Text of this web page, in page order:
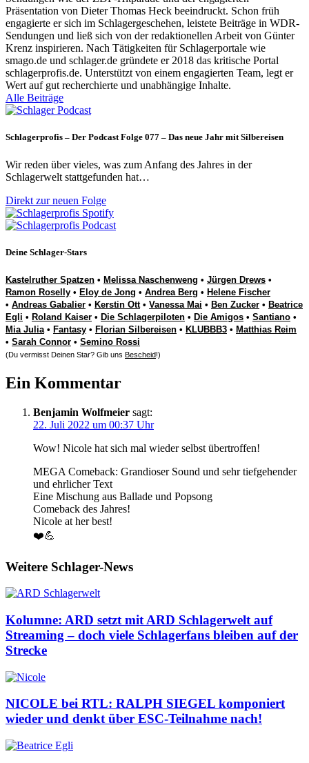
Präsentation von Dieter Thomas Heck beeindruckt. Schon früh
engagierte er sich im Schlagergeschehen, leistete Beiträge in WDR-
Sendungen und ließ sich von der redaktionellen Arbeit von Günter
Krenz inspirieren. Nach Tätigkeiten für Schlagerportale wie
smago.de und schlager.de gründete er 2018 das kritische Portal
schlagerprofis.de. Unterstützt von einem engagierten Team, legt er
Wert auf gut recherchierte und unabhängige Inhalte.
Alle Beiträge
Schlagerprofis – Der Podcast Folge 077 – Das neue Jahr mit Silbereisen
Wir reden über vieles, was zum Anfang des Jahres in der
Schlagerwelt stattgefunden hat…
Direkt zur neuen Folge
Deine Schlager-Stars
Kastelruther Spatzen • Melissa Naschenweng • Jürgen Drews •
Ramon Roselly • Eloy de Jong • Andrea Berg • Helene Fischer
• Andreas Gabalier • Kerstin Ott• Vanessa Mai • Ben Zucker • Beatrice
Egli • Roland Kaiser • Die Schlagerpiloten • Die Amigos • Santiano •
Mia Julia• Fantasy • Florian Silbereisen • KLUBBB3 • Matthias Reim
• Sarah Connor • Semino Rossi
(Du vermisst Deinen Star? Gib uns Bescheid!)
Ein Kommentar
Benjamin Wolfmeier sagt:
22. Juli 2022 um 00:37 Uhr
Wow! Nicole hat sich mal wieder selbst übertroffen!
MEGA Comeback: Grandioser Sound und sehr tiefgehender
und ehrlicher Text
Eine Mischung aus Ballade und Popsong
Comeback des Jahres!
Nicole at her best!
❤️💪
Weitere Schlager-News
Kolumne: ARD setzt mit ARD Schlagerwelt auf
Streaming – doch viele Schlagerfans bleiben auf der
Strecke
NICOLE bei RTL: RALPH SIEGEL komponiert
wieder und denkt über ESC-Teilnahme nach!